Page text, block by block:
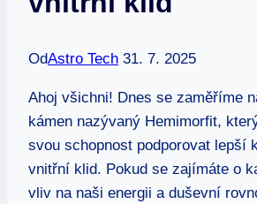
OdAstro Tech 31. 7. 2025
Ahoj všichni! Dnes se zaměříme
kámen nazývaný Hemimorfit,
svou schopnost podporovat lepší
vnitřní klid. Pokud se zajímáte o
vliv na naši energii a duševní